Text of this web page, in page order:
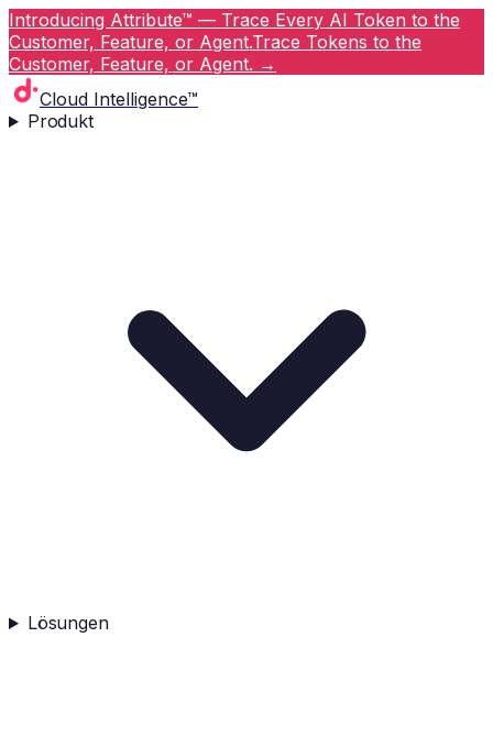
Introducing Attribute™ — Trace Every AI Token to the
Customer, Feature, or Agent.Trace Tokens to the
Customer, Feature, or Agent. →
Cloud Intelligence™
Produkt
Lösungen